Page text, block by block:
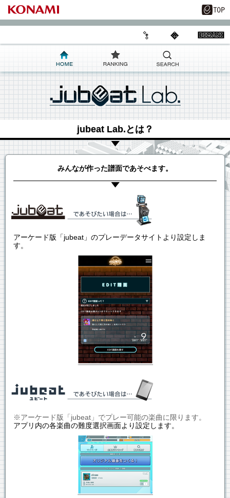
jubeat Lab.とは？
みんなが作った譜面であそべます。
アーケード版「jubeat」のプレーデータサイトより設定しま
す。
※アーケード版「jubeat」でプレー可能の楽曲に限ります。
アプリ内の各楽曲の難度選択画面より設定します。